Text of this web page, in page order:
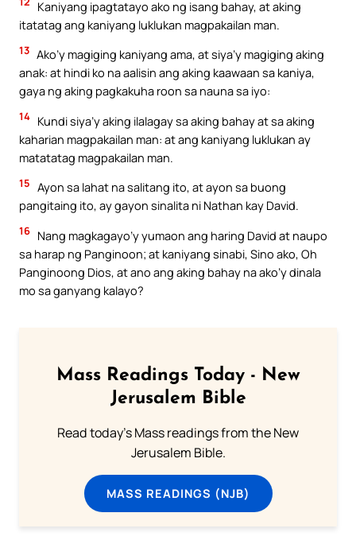
Kaniyang ipagtatayo ako ng isang bahay, at aking
itatatag ang kaniyang luklukan magpakailan man.
13 Ako’y magiging kaniyang ama, at siya’y magiging aking
anak: at hindi ko na aalisin ang aking kaawaan sa kaniya,
gaya ng aking pagkakuha roon sa nauna sa iyo:
14 Kundi siya’y aking ilalagay sa aking bahay at sa aking
kaharian magpakailan man: at ang kaniyang luklukan ay
matatatag magpakailan man.
15 Ayon sa lahat na salitang ito, at ayon sa buong
pangitaing ito, ay gayon sinalita ni Nathan kay David.
16 Nang magkagayo’y yumaon ang haring David at naupo
sa harap ng Panginoon; at kaniyang sinabi, Sino ako, Oh
Panginoong Dios, at ano ang aking bahay na ako’y dinala
mo sa ganyang kalayo?
Mass Readings Today - New
Jerusalem Bible
Read today's Mass readings from the New
Jerusalem Bible.
MASS READINGS (NJB)